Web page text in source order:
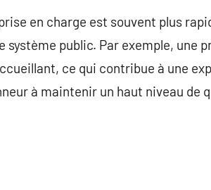
en charge est souvent plus
système public. Par exemple, une
ce qui contribue à une
à maintenir un haut niveau